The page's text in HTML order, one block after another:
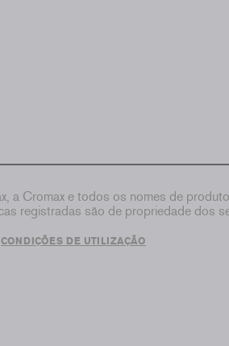
a Cromax e todos os nomes de
registradas são de propriedade dos
CONDIÇÕES DE UTILIZAÇÃO